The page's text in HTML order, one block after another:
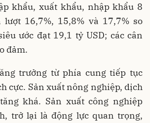
khẩu, xuất khẩu, nhập khẩu 8
16,7%, 15,8% và 17,7% so
ước đạt 19,1 tỷ USD; các cân
đảm.
trưởng từ phía cung tiếp tục
cực. Sản xuất nông nghiệp, dịch
khá. Sản xuất công nghiệp
trở lại là động lực quan trọng,